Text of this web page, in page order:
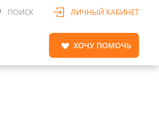
ПОИСК ЛИЧНЫЙ КАБИНЕТ
ХОЧУ ПОМОЧЬ